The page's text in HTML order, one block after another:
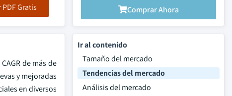
Gratis Comprar Ahora
de más de
y mejoradas
en diversos
Ir al contenido
Tamaño del mercado
Tendencias del mercado
Análisis del mercado